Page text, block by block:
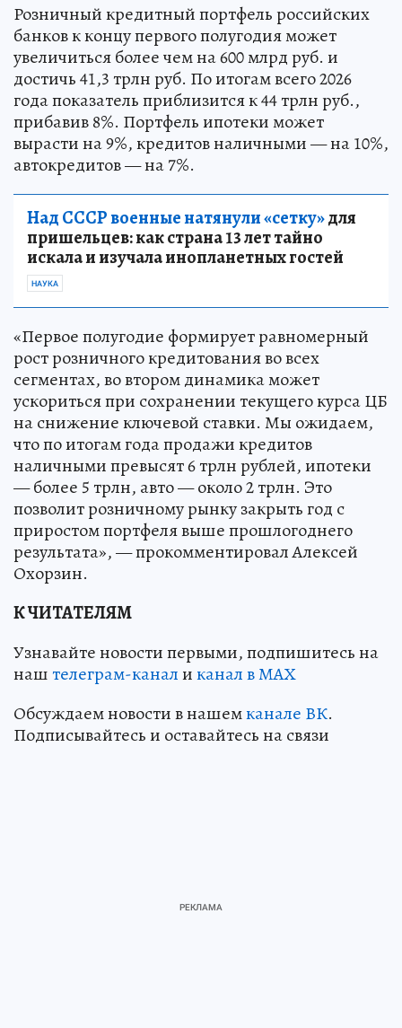
Розничный кредитный портфель российских
банков к концу первого полугодия может
увеличиться более чем на 600 млрд руб. и
достичь 41,3 трлн руб. По итогам всего 2026
года показатель приблизится к 44 трлн руб.,
прибавив 8%. Портфель ипотеки может
вырасти на 9%, кредитов наличными — на 10%,
автокредитов — на 7%.
Над СССР военные натянули «сетку»для
пришельцев: как страна 13 лет тайно
искала и изучала инопланетных гостей
НАУКА
«Первое полугодие формирует равномерный
рост розничного кредитования во всех
сегментах, во втором динамика может
ускориться при сохранении текущего курса ЦБ
на снижение ключевой ставки. Мы ожидаем,
что по итогам года продажи кредитов
наличными превысят 6 трлн рублей, ипотеки
— более 5 трлн, авто — около 2 трлн. Это
позволит розничному рынку закрыть год с
приростом портфеля выше прошлогоднего
результата», — прокомментировал Алексей
Охорзин.
К ЧИТАТЕЛЯМ
Узнавайте новости первыми, подпишитесь на
наштелеграм-каналиканал в МАХ
Обсуждаем новости в нашемканале ВК.
Подписывайтесь и оставайтесь на связи